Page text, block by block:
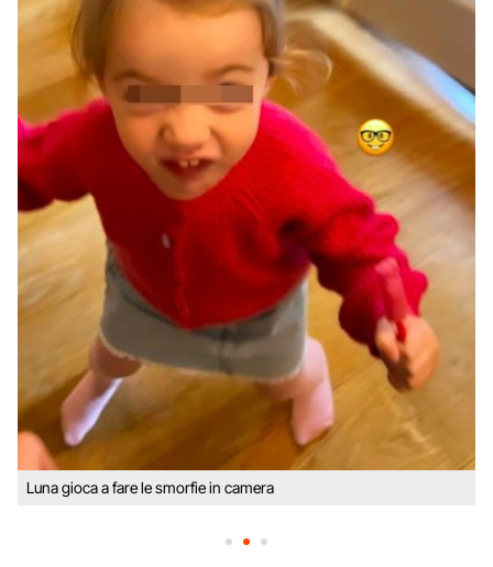
Luna gioca a fare le smorfie in camera